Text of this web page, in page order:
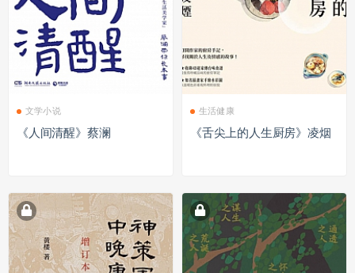
文学小说
《人间清醒》蔡澜
生活健康
《舌尖上的人生厨房》凌烟